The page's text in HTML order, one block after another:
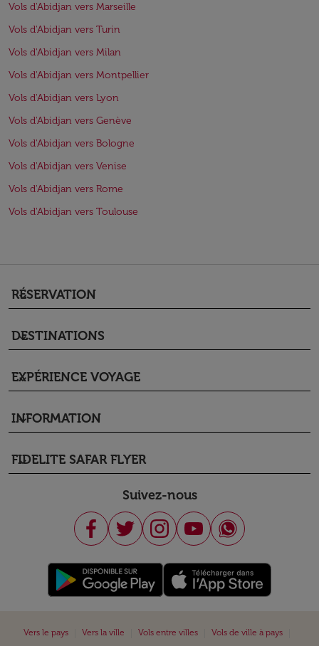
Vols d'Abidjan vers Marseille
Vols d'Abidjan vers Turin
Vols d'Abidjan vers Milan
Vols d'Abidjan vers Montpellier
Vols d'Abidjan vers Lyon
Vols d'Abidjan vers Genève
Vols d'Abidjan vers Bologne
Vols d'Abidjan vers Venise
Vols d'Abidjan vers Rome
Vols d'Abidjan vers Toulouse
RÉSERVATION
keyboard_arrow_down
DESTINATIONS
keyboard_arrow_down
EXPÉRIENCE VOYAGE
keyboard_arrow_down
INFORMATION
keyboard_arrow_down
FIDELITE SAFAR FLYER
keyboard_arrow_down
Suivez-nous
Vers le pays Vers la ville Vols entre villes Vols de ville à pays